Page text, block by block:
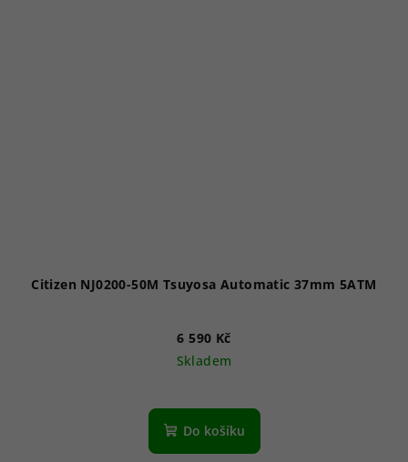
Citizen NJ0200-50M Tsuyosa Automatic 37mm 5ATM
6 590 Kč
Skladem
Do košíku